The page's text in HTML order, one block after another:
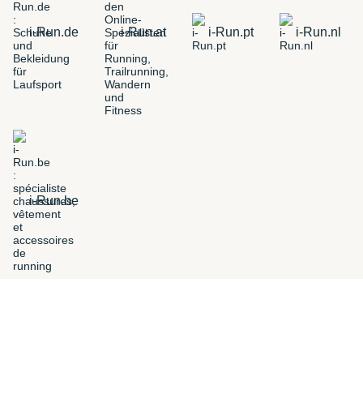
i-Run.de i-Run.at i-Run.pt i-Run.nl
i-Run.be